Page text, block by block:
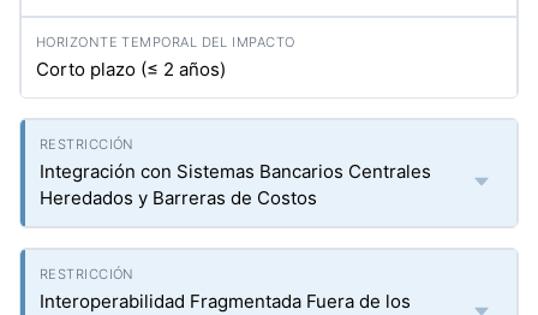
Corto plazo (≤ 2 años)
Integración con Sistemas Bancarios Centrales
Heredados y Barreras de Costos
Interoperabilidad Fragmentada Fuera de los